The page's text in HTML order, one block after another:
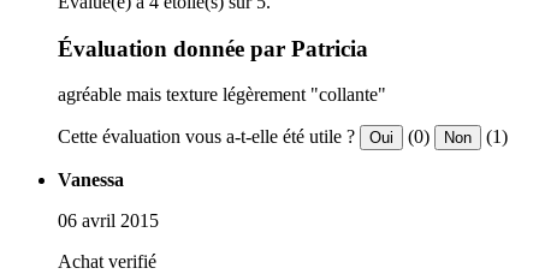
Évaluation donnée par Patricia
agréable mais texture légèrement "collante"
Cette évaluation vous a-t-elle été utile ? Oui (0) Non (1)
Vanessa
06 avril 2015
Achat verifié